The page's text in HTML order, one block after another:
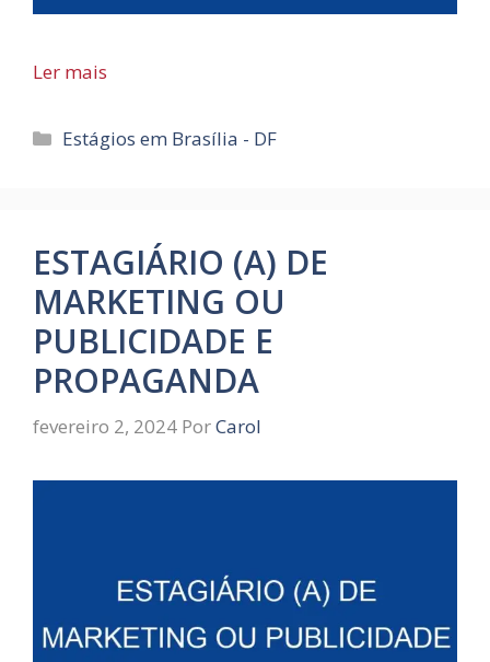
Ler mais
Categorias
Estágios em Brasília - DF
ESTAGIÁRIO (A) DE
MARKETING OU
PUBLICIDADE E
PROPAGANDA
fevereiro 2, 2024 PorCarol